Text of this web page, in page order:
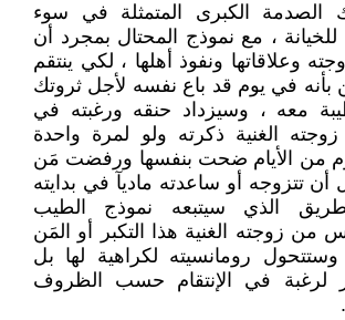
الصدمة الكبرى المتمثلة في سوء
للخيانة ، مع نموذج المحتال بمجرد أن
وعلاقاتها ونفوذ أهلها ، لكي ينتقم
في يوم قد باع نفسه لأجل ثروتك
معه ، وسيزداد حنقه ورغبته في
زوجته الغنية ذكرته ولو لمرة واحدة
من الأيام ضحت بنفسها ورفضت مَن
تتزوجه أو ساعدته ماديآ في بدايته
الذي سيتبعه نموذج الطيب
من زوجته الغنية هذا التكبر أو المَن
رومانسيته لكراهية لها بل
لرغبة في الإنتقام حسب الظروف